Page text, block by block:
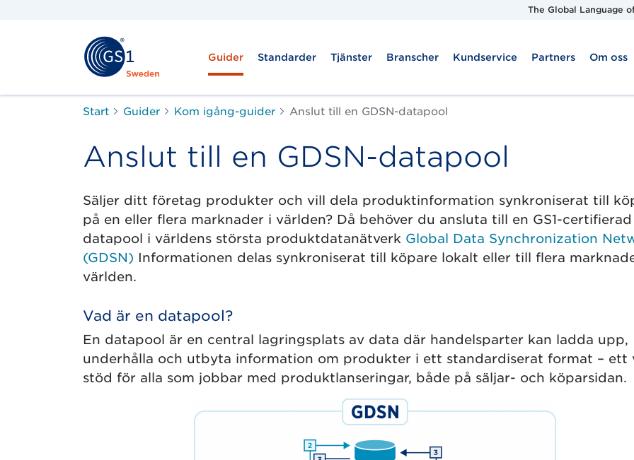
The Global Language
Guider Standarder Tjänster Branscher Kundservice Partners
Om oss
Start Guider Kom igång-guider Anslut till en GDSN-datapool
Anslut till en GDSN-datapool
Säljer ditt företag produkter och vill dela produktinformation synkroniserat till
på en eller flera marknader i världen? Då behöver du ansluta till en GS1-certifierad
datapool i världens största produktdatanätverk Global Data Synchronization
(GDSN) Informationen delas synkroniserat till köpare lokalt eller till flera
världen.
Vad är en datapool?
En datapool är en central lagringsplats av data där handelsparter kan ladda upp,
underhålla och utbyta information om produkter i ett standardiserat format – ett
stöd för alla som jobbar med produktlanseringar, både på säljar- och köparsidan.